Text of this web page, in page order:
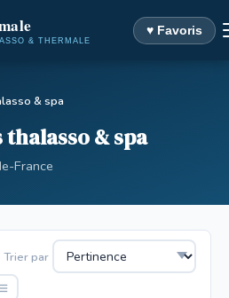
♥ Favoris
& spa
thalasso & spa
France
Trier par